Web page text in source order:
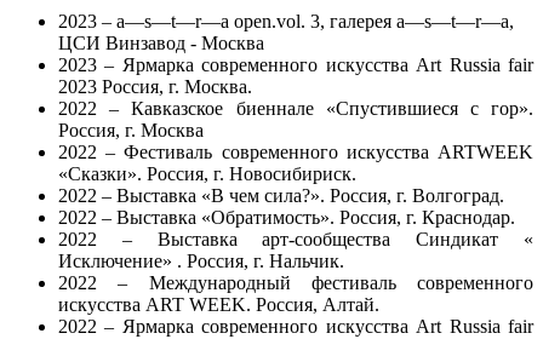
2023 – a—s—t—r—a open.vol. 3, галерея a—s—t—r—a,
ЦСИ Винзавод - Москва
2023 – Ярмарка современного искусства Art Russia fair
2023 Россия, г. Москва.
2022 – Кавказское биеннале «Спустившиеся с гор».
Россия, г. Москва
2022 – Фестиваль современного искусства ARTWEEK
«Сказки». Россия, г. Новосибириск.
2022 – Выставка «В чем сила?». Россия, г. Волгоград.
2022 – Выставка «Обратимость». Россия, г. Краснодар.
2022 – Выставка арт-сообщества Синдикат «
Исключение» . Россия, г. Нальчик.
2022 – Международный фестиваль современного
искусства ART WEEK. Россия, Алтай.
2022 – Ярмарка современного искусства Art Russia fair